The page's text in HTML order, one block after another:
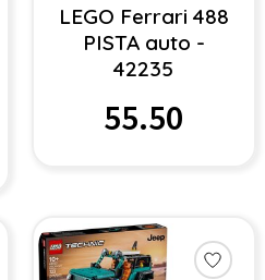
LEGO Ferrari 488
PISTA auto -
42235
55.50